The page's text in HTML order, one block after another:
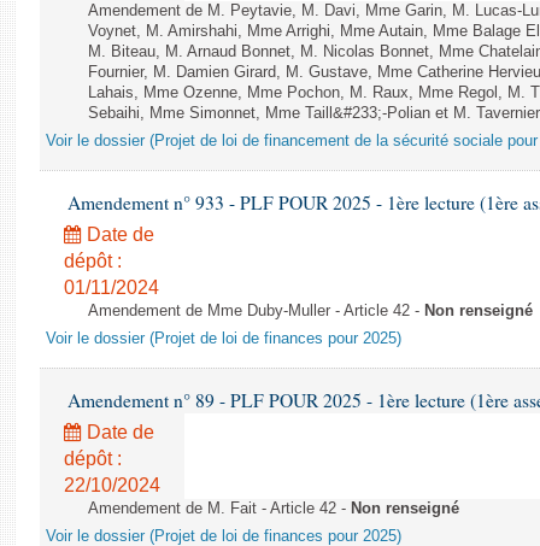
Amendement de M. Peytavie, M. Davi, Mme Garin, M. Lucas-
Voynet, M. Amirshahi, Mme Arrighi, Mme Autain, Mme Balage
M. Biteau, M. Arnaud Bonnet, M. Nicolas Bonnet, Mme
Fournier, M. Damien Girard, M. Gustave, Mme Catherine
Lahais, Mme Ozenne, Mme Pochon, M. Raux, Mme Regol, M.
Sebaihi, Mme Simonnet, Mme Taill&#233;-Polian et M.
Voir le dossier (Projet de loi de financement de la sécurité sociale pour
Amendement n° 933 - PLF POUR 2025 - 1ère lecture (1ère
Date de
dépôt :
01/11/2024
Amendement de Mme Duby-Muller - Article 42 - Non renseigné
Voir le dossier (Projet de loi de finances pour 2025)
Amendement n° 89 - PLF POUR 2025 - 1ère lecture (1ère
Date de
dépôt :
22/10/2024
Amendement de M. Fait - Article 42 - Non renseigné
Voir le dossier (Projet de loi de finances pour 2025)